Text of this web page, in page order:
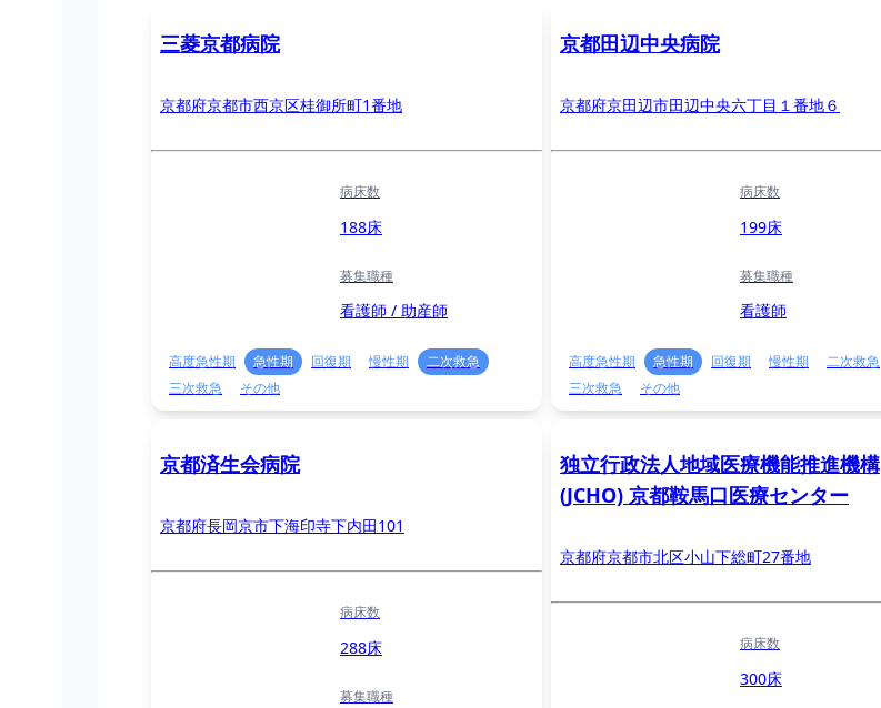
三菱京都病院
京都府京都市西京区桂御所町1番地
病床数
188床
募集職種
看護師 / 助産師
高度急性期 急性期 回復期 慢性期
二次救急
三次救急
その他
京都田辺中央病院
京都府京田辺市田辺中央六丁目１番地６
病床数
199床
募集職種
看護師
高度急性期 急性期 回復期 慢性期
二次救急
三次救急
その他
京都済生会病院
京都府長岡京市下海印寺下内田101
病床数
288床
募集職種
独立行政法人地域医療機能推進機構
(JCHO) 京都鞍馬口医療センター
京都府京都市北区小山下総町27番地
病床数
300床